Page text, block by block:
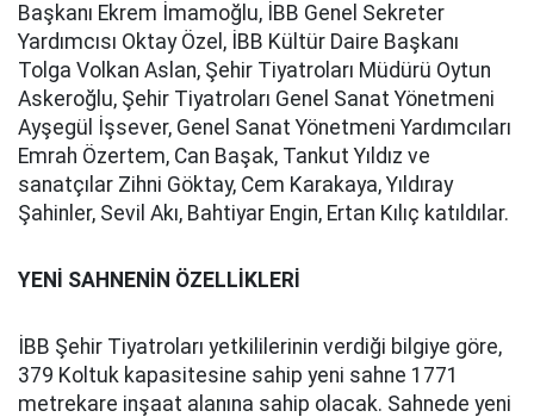
Başkanı Ekrem İmamoğlu, İBB Genel Sekreter
Yardımcısı Oktay Özel, İBB Kültür Daire Başkanı
Tolga Volkan Aslan, Şehir Tiyatroları Müdürü Oytun
Askeroğlu, Şehir Tiyatroları Genel Sanat Yönetmeni
Ayşegül İşsever, Genel Sanat Yönetmeni Yardımcıları
Emrah Özertem, Can Başak, Tankut Yıldız ve
sanatçılar Zihni Göktay, Cem Karakaya, Yıldıray
Şahinler, Sevil Akı, Bahtiyar Engin, Ertan Kılıç katıldılar.
YENİ SAHNENİN ÖZELLİKLERİ
İBB Şehir Tiyatroları yetkililerinin verdiği bilgiye göre,
379 Koltuk kapasitesine sahip yeni sahne 1771
metrekare inşaat alanına sahip olacak. Sahnede yeni